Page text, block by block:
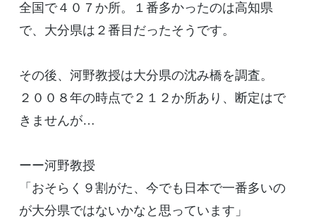
全国で４０７か所。１番多かったのは高知県
で、大分県は２番目だったそうです。
その後、河野教授は大分県の沈み橋を調査。
２００８年の時点で２１２か所あり、断定はで
きませんが…
ーー河野教授
「おそらく９割がた、今でも日本で一番多いの
が大分県ではないかなと思っています」